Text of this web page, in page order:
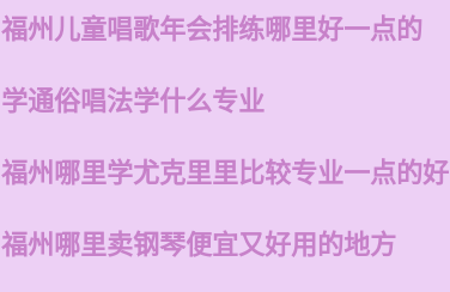
福州儿童唱歌年会排练哪里好一点的
学通俗唱法学什么专业
福州哪里学尤克里里比较专业一点的好
福州哪里卖钢琴便宜又好用的地方